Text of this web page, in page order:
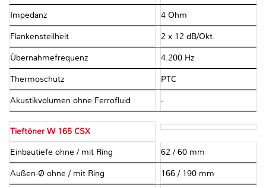
Impedanz 4 Ohm
Flankensteilheit 2 x 12 dB/Okt.
Übernahmefrequenz 4.200 Hz
Thermoschutz PTC
Akustikvolumen ohne Ferrofluid -
Tieftöner W 165 CSX
Einbautiefe ohne / mit Ring 62 / 60 mm
Außen-Ø ohne / mit Ring 166 / 190 mm